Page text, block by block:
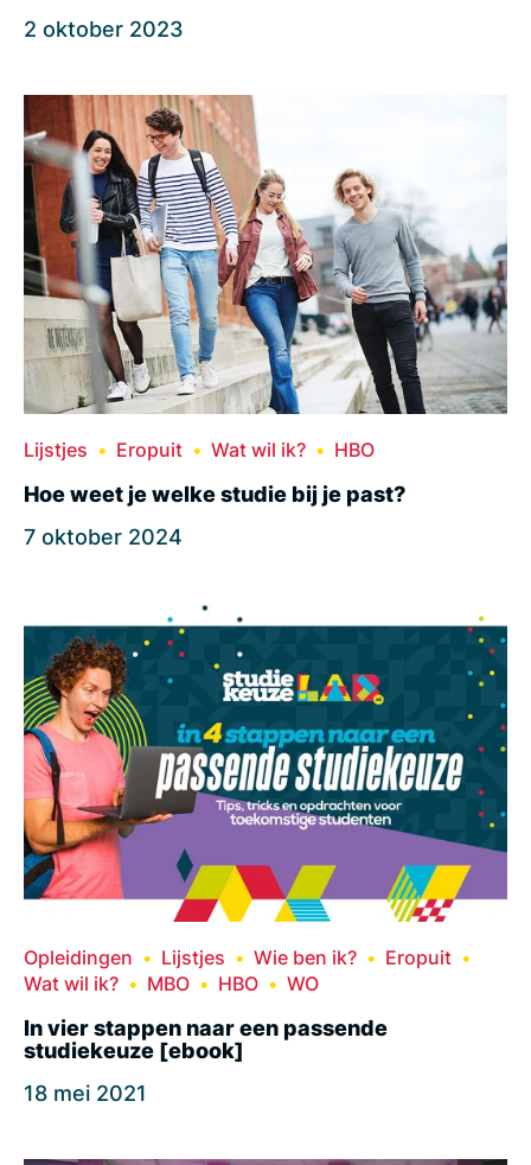
2 oktober 2023
Lijstjes Eropuit Wat wil ik? HBO
Hoe weet je welke studie bij je past?
7 oktober 2024
Opleidingen Lijstjes Wie ben ik?
Eropuit
Wat wil ik?
MBO HBO WO
In vier stappen naar een passende
studiekeuze [ebook]
18 mei 2021